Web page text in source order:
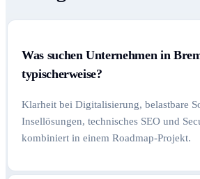
Was suchen Unternehmen in
typischerweise?
Klarheit bei Digitalisierung, belastbare
Insellösungen, technisches SEO und
kombiniert in einem Roadmap-Projekt.